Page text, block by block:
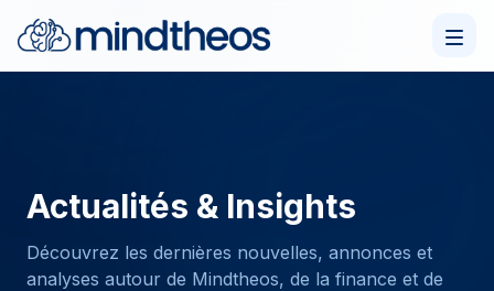
Actualités & Insights
Découvrez les dernières nouvelles, annonces et
analyses autour de Mindtheos, de la finance et de